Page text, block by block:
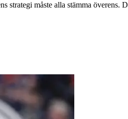
strategi måste alla stämma